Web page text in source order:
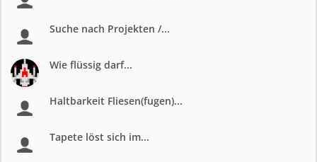
Suche nach Projekten /...
Wie flüssig darf...
Haltbarkeit Fliesen(fugen)...
Tapete löst sich im...